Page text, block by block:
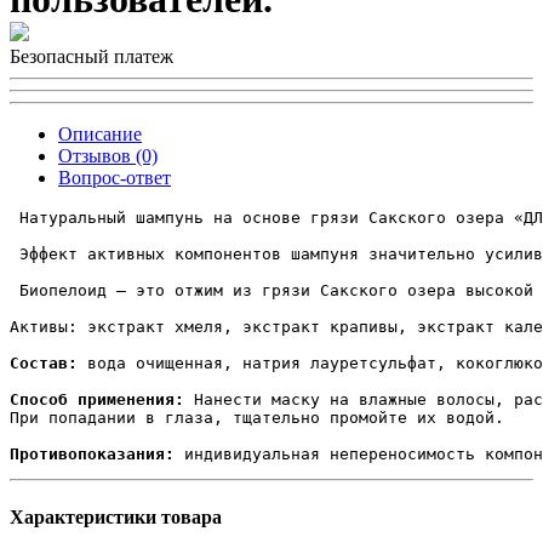
Безопасный платеж
Описание
Отзывов (0)
Вопрос-ответ
Натуральный шампунь на основе грязи Сакского озера
Эффект активных компонентов шампуня значительно
Биопелоид – это отжим из грязи Сакского озера
Активы: экстракт хмеля, экстракт крапивы, экстракт
Состав:
вода очищенная, натрия лауретсульфат,
Способ применения:
Нанести маску на влажные волосы,
При попадании в глаза, тщательно промойте их водой.
Противопоказания:
Характеристики товара